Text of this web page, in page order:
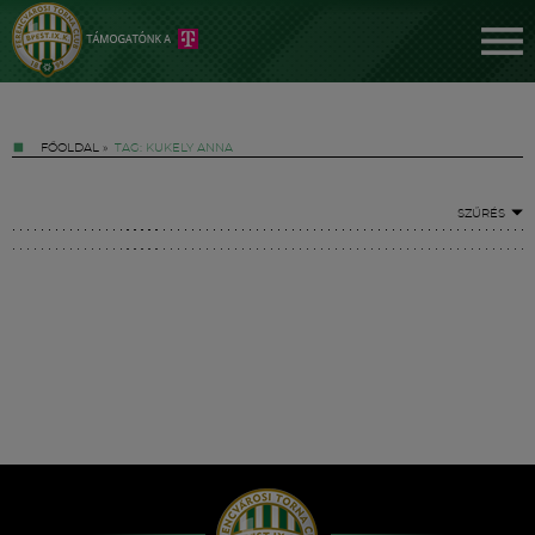
FŐOLDAL » TAG: KUKELY ANNA
SZŰRÉS
Hírek